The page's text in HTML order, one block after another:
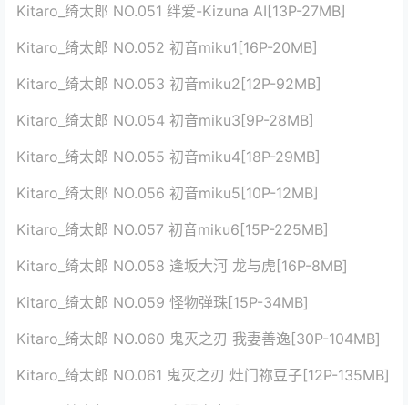
Kitaro_绮太郎 NO.051 绊爱-Kizuna AI[13P-27MB]
Kitaro_绮太郎 NO.052 初音miku1[16P-20MB]
Kitaro_绮太郎 NO.053 初音miku2[12P-92MB]
Kitaro_绮太郎 NO.054 初音miku3[9P-28MB]
Kitaro_绮太郎 NO.055 初音miku4[18P-29MB]
Kitaro_绮太郎 NO.056 初音miku5[10P-12MB]
Kitaro_绮太郎 NO.057 初音miku6[15P-225MB]
Kitaro_绮太郎 NO.058 逢坂大河 龙与虎[16P-8MB]
Kitaro_绮太郎 NO.059 怪物弹珠[15P-34MB]
Kitaro_绮太郎 NO.060 鬼灭之刃 我妻善逸[30P-104MB]
Kitaro_绮太郎 NO.061 鬼灭之刃 灶门祢豆子[12P-135MB]